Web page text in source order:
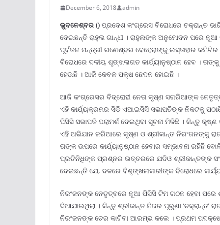
December 6, 2018 admin
ଭୁବନେଶ୍ବର () ପ୍ରଦେଶ କଂଗ୍ରେସ ବିରୋଧରେ ଚକ୍ରାନ୍ତ
ଦେଇଛନ୍ତି ରାହୁଲ ଗାନ୍ଧୀ । ରାହୁଲଙ୍କ ଅନୁମୋଦନ ପରେ ନୂଆ
ପୂର୍ବତନ ମନ୍ତ୍ରୀ ଗଣେଶ୍ବର ବେହେରାଙ୍କୁ ଇସ୍ତାହାର
ବିରୋଧରେ ଦଳୀୟ ଶୃଙ୍ଖଳାଗତ କାର୍ଯ୍ୟାନୁଷ୍ଠାନ ହେବ ।
ହେଉଛି । ଆଜି କେବଳ ପକ୍ଷ ଛେଦନ ହୋଇଛି ।
ଆଜି କଂଗ୍ରେସର ବିଦ୍ରୋହୀ ନେତା କୃଷ୍ଣ ସଗରିଆଙ୍କ
ଏହି କାର୍ଯ୍ୟକ୍ରମର ସିଡି ଏଆଇସିସି ସଭାପତିଙ୍କ ନିକଟକୁ
ପିସିସି ସଭାପତି ପରାମର୍ଶ ଦେଇଥିବା ସୂଚନା ମିଳିଛି । କିନ୍ତୁ
ଏହି ଅଭିଯାନ ଜରିଆରେ କୃଷ୍ଣ ଓ ଶ୍ରୀକାନ୍ତ ନିରଂଜନଙ୍କୁ
ତାଙ୍କ ଉପରେ କାର୍ଯ୍ୟାନୁଷ୍ଠାନ ହେବାର ସମ୍ଭାବନା
ପ୍ରତିନିଧିଙ୍କ ପ୍ରଶ୍ନର ଉତ୍ତରରେ ଯଦିଓ ଶ୍ରୀକାନ୍ତଙ୍କ
ଦେଇଛନ୍ତି ଯେ, ଦଳରେ ବିଶୃଙ୍ଖଳାକାରୀଙ୍କ ବିରୋଧରେ
ନିରଂଜନଙ୍କ ନେତୃତ୍ବରେ ନୂଆ ପିସିସି ଟିମ ଗଠନ ହେବା ପରେ
ଦିଆଯାଇଥିଲା । କିନ୍ତୁ ଶ୍ରୀକାନ୍ତ ନିଜର ପୂରୁଣା ‘ଚକ୍ରାନ୍ତ’
ନିରଂଜନଙ୍କ ଚେର କାଟିବା ଆରମ୍ଭ କଲେ । ପ୍ରଥମ